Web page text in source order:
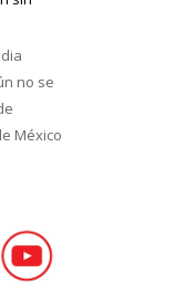
no se
México